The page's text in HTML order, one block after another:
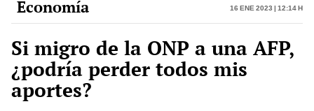
Economía 16 Ene 2023 | 12:14 h
Si migro de la ONP a una AFP,
¿podría perder todos mis
aportes?